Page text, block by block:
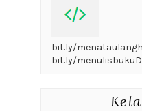
bit.ly/
bit.ly/